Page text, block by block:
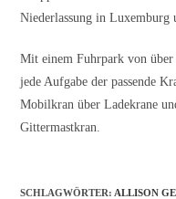
Niederlassung in Luxemburg
Mit einem Fuhrpark von über
jede Aufgabe der passende
Mobilkran über Ladekrane
Gittermastkran.
SCHLAGWÖRTER: ALLISON